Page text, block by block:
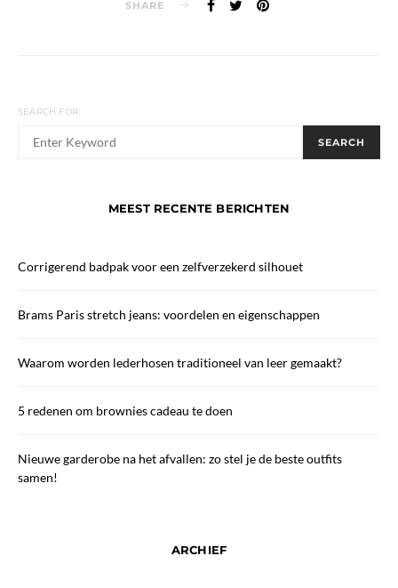
SHARE
SEARCH FOR:
When autocomplete results are available use up and down
SEARCH
MEEST RECENTE BERICHTEN
Corrigerend badpak voor een zelfverzekerd silhouet
Brams Paris stretch jeans: voordelen en eigenschappen
Waarom worden lederhosen traditioneel van leer gemaakt?
5 redenen om brownies cadeau te doen
Nieuwe garderobe na het afvallen: zo stel je de beste outfits
samen!
ARCHIEF